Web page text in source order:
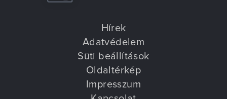
Hírek
Adatvédelem
Süti beállítások
Oldaltérkép
Impresszum